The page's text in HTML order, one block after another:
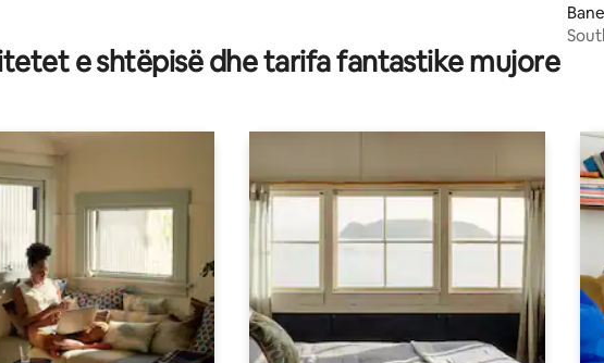
e shtëpisë dhe tarifa fantastike mujore